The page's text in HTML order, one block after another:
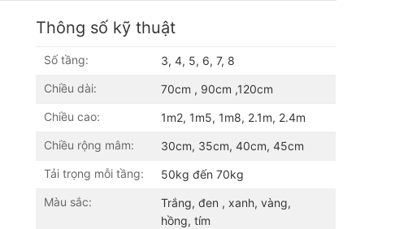
Thông số kỹ thuật
Số tầng:
3, 4, 5, 6, 7, 8
Chiều dài:
70cm , 90cm ,120cm
Chiều cao:
1m2, 1m5, 1m8, 2.1m, 2.4m
Chiều rộng mâm:
30cm, 35cm, 40cm, 45cm
Tải trọng mỗi tầng:
50kg đến 70kg
Màu sắc:
Trắng, đen , xanh, vàng,
hồng, tím